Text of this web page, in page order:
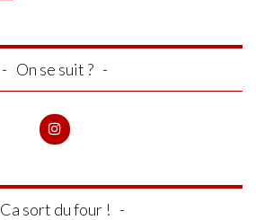
On se suit ?
Ca sort du four !